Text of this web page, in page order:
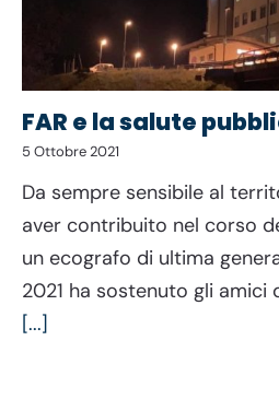
FAR e la salute
5 Ottobre 2021
Da sempre sensibile al
aver contribuito nel corso
un ecografo di ultima
2021 ha sostenuto gli amici
[...]